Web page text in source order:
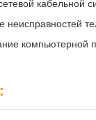
кабельной
неисправностей
компьютерной